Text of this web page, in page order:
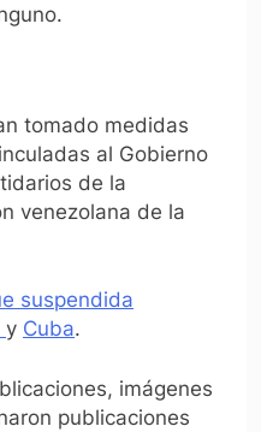
tomado medidas
al Gobierno
de la
venezolana de la
suspendida
y Cuba.
imágenes
publicaciones